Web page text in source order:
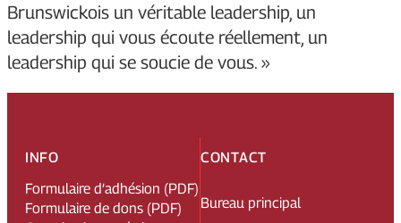
Brunswickois un véritable leadership, un
leadership qui vous écoute réellement, un
leadership qui se soucie de vous. »
CONTACT
Bureau principal
INFO
Formulaire d’adhésion (PDF)
Formulaire de dons (PDF)